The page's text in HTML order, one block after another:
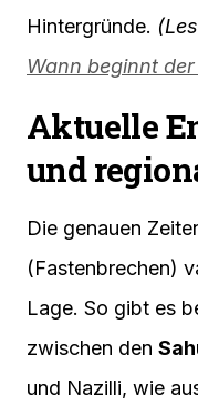
Hintergründe.
Wann beginnt
Aktuelle
und
Die genauen
(Fastenbrechen)
Lage. So gibt es
zwischen den
und Nazilli, wie